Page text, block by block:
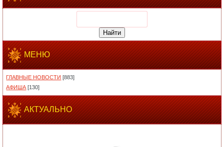
МЕНЮ
ГЛАВНЫЕ НОВОСТИ [883]
АФИША [130]
АКТУАЛЬНО